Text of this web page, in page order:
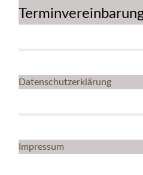
Datenschutzerklärung
Impressum